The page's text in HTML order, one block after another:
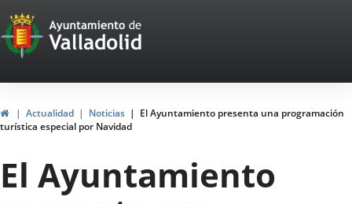
Portal
Web
del
Ayuntamiento
de
Valladolid
InicioActualidad Noticias
El Ayuntamiento presenta una programación
turística especial por Navidad
El Ayuntamiento